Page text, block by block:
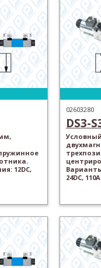
12DC,
02603280
DS3-
24DC,